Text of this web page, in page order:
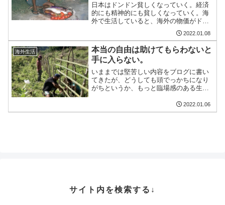
日本はドンドン貧しくなっていく。経済
的にも精神的にも貧しくなっていく。海
外で生活していると、海外の物価がドン
ドン上がっていることをヒシヒシと感じ
る。まいとしまいとし外食の価格は上が
り、宿の金額も上がっているのだけれ
ど、品質が上がっているわけ...
2022.01.08
海外生活
本当の自由は助けてもらわないと
手に入らない。
いままでは堅苦しい内容をブログに書い
てきたが、どうしても頭でっかちになり
がちというか、もっと臨場感のある生活
ような内容を書いていこうと思う。１月
６日、15時24分。今カレンダーをみて
2022.01.06
サイト内を検索する↓